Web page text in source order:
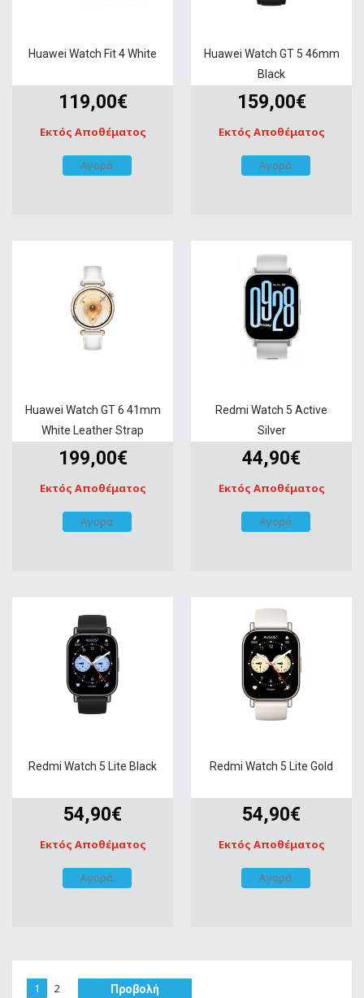
Huawei Watch Fit 4 White
119,00€
Εκτός Αποθέματος
Αγορά
Huawei Watch GT 5 46mm
Black
159,00€
Εκτός Αποθέματος
Αγορά
Huawei Watch GT 6 41mm
White Leather Strap
199,00€
Εκτός Αποθέματος
Αγορά
Redmi Watch 5 Active
Silver
44,90€
Εκτός Αποθέματος
Αγορά
Redmi Watch 5 Lite Black
54,90€
Εκτός Αποθέματος
Αγορά
Redmi Watch 5 Lite Gold
54,90€
Εκτός Αποθέματος
Αγορά
Προβολή
1 2